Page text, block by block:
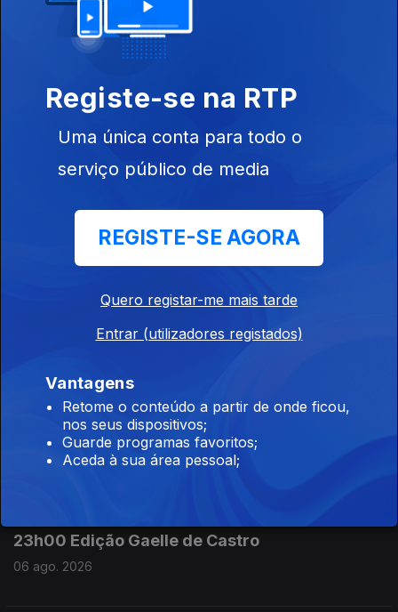
10h00 Edição Germano Campos
07 ago. 2026
09h00 Edição Germano Campos
07 ago. 2026
08h00 Edição Germano Campos
07h00 Edição Germano Campos
Entrevista Yuri Simão
07 ago. 2026
Em conversa com Karina Sofela, Yuri Simão revelou um pouco
23h00 Edição Gaelle de Castro
06 ago. 2026
Registe-se na RTP
Uma única conta para todo o
serviço público de media
REGISTE-SE AGORA
Quero registar-me mais tarde
Entrar (utilizadores registados)
Vantagens
Retome o conteúdo a partir de onde ficou,
nos seus dispositivos;
Guarde programas favoritos;
Aceda à sua área pessoal;